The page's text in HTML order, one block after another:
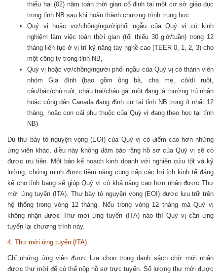
thiểu hai (02) năm toàn thời gian cố định tại một cơ sở giáo dục
trong tỉnh NB sau khi hoàn thành chương trình trung học
Quý vị hoặc vợ/chồng/ngườiphối ngẫu của Quý vị có kinh
nghiệm làm việc toàn thời gian (tối thiểu 30 giờ/tuần) trong 12
tháng liên tục ở vị trí kỹ năng tay nghề cao (TEER 0, 1, 2, 3) cho
một công ty trong tỉnh NB,
Quý vị hoặc vợ/chồng/người phối ngẫu của Quý vị có thành viên
nhóm Gia đình (bao gồm ông bà, cha mẹ, cô/dì ruột,
cậu/bác/chú ruột, cháu trai/cháu gái ruột đang là thường trú nhân
hoặc công dân Canada đang định cư tại tỉnh NB trong ít nhất 12
tháng, hoặc con cái phụ thuộc của Quý vị đang theo học tại tỉnh
NB)
Dù thư bày tỏ nguyện vọng (EOI) của Quý vị có điểm cao hơn những
ứng viên khác, điều này không đảm bảo rằng hồ sơ của Quý vị sẽ có
được ưu tiên. Một bản kế hoạch kinh doanh với nghiên cứu tốt và kỹ
lưỡng, chứng minh được tiềm năng cung cấp các lợi ích kinh tế đáng
kể cho tỉnh bang sẽ giúp Quý vị có khả năng cao hơn nhận được Thư
mời ứng tuyển (ITA). Thư bày tỏ nguyện vọng (EOI) được lưu trữ trên
hệ thống trong vòng 12 tháng. Nếu trong vòng 12 tháng mà Quý vị
không nhận được Thư mời ứng tuyển (ITA) nào thì Quý vị cần ứng
tuyển lại chương trình này.
4. Thư mời ứng tuyển (ITA)
Chỉ nhứng ứng viên được lựa chọn trong danh sách chờ mới nhận
được thư mời để có thể nộp hồ sơ trực tuyến. Số lượng thư mời được